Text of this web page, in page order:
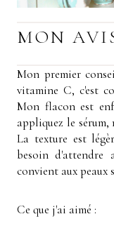
MON
Mon premier
vitamine C, c'est
Mon flacon est
appliquez le
La texture est
besoin d'attendre
convient aux peaux
Ce que j'ai aimé :